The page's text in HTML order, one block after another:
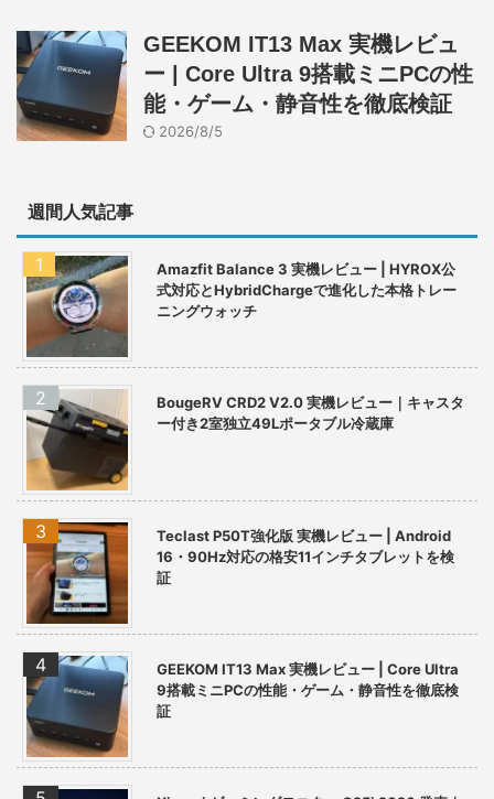
GEEKOM IT13 Max 実機レビュ
ー | Core Ultra 9搭載ミニPCの性
能・ゲーム・静音性を徹底検証
2026/8/5
週間人気記事
Amazfit Balance 3 実機レビュー | HYROX公
式対応とHybridChargeで進化した本格トレー
ニングウォッチ
BougeRV CRD2 V2.0 実機レビュー｜キャスタ
ー付き2室独立49Lポータブル冷蔵庫
Teclast P50T強化版 実機レビュー | Android
16・90Hz対応の格安11インチタブレットを検
証
GEEKOM IT13 Max 実機レビュー | Core Ultra
9搭載ミニPCの性能・ゲーム・静音性を徹底検
証